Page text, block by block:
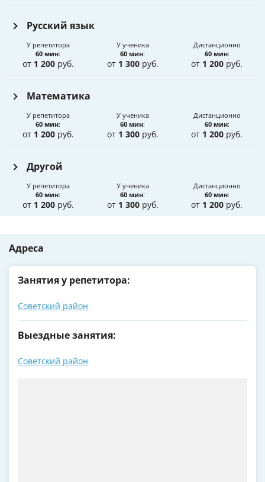
Русский язык
У репетитора
60 мин:
от 1 200руб.
У ученика
60 мин:
от 1 300руб.
Дистанционно
60 мин:
от 1 200 руб.
Математика
У репетитора
60 мин:
от 1 200руб.
У ученика
60 мин:
от 1 300руб.
Дистанционно
60 мин:
от 1 200 руб.
Другой
У репетитора
60 мин:
от 1 200руб.
У ученика
60 мин:
от 1 300руб.
Дистанционно
60 мин:
от 1 200 руб.
Адреса
Занятия у репетитора:
Советский район
Выездные занятия:
Советский район